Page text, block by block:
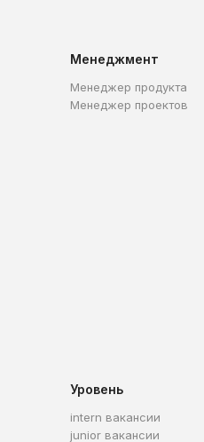
Менеджмент
Менеджер продукта
Менеджер проектов
Уровень
intern вакансии
junior вакансии